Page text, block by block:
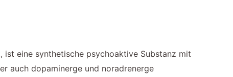
eine synthetische psychoaktive Substanz mit
auch dopaminerge und noradrenerge